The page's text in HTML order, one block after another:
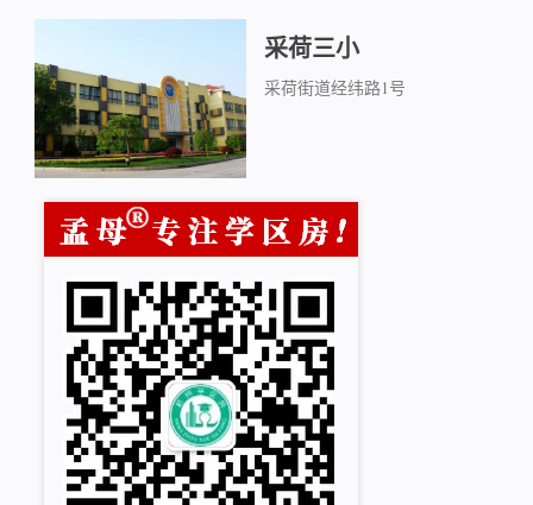
采荷三小
采荷街道经纬路1号